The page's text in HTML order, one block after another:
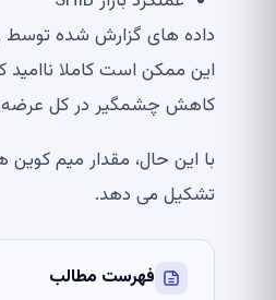
کاهش چشمگیر در کل عرضه SHIB در حال حاضر در بازار کافی نبود.
تشکیل می دهد.
فهرست مطالب